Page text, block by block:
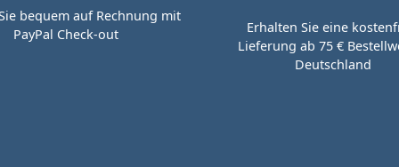
bequem auf Rechnung mit
PayPal Check-out
Erhalten Sie eine
Lieferung ab 75 €
Deutschland